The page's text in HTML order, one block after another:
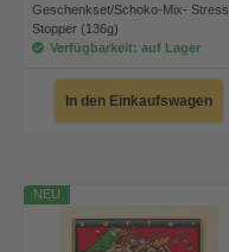
Geschenkset/Schoko-Mix- Stress
Stopper (136g)
Verfügbarkeit: auf Lager
In den Einkaufswagen
NEU